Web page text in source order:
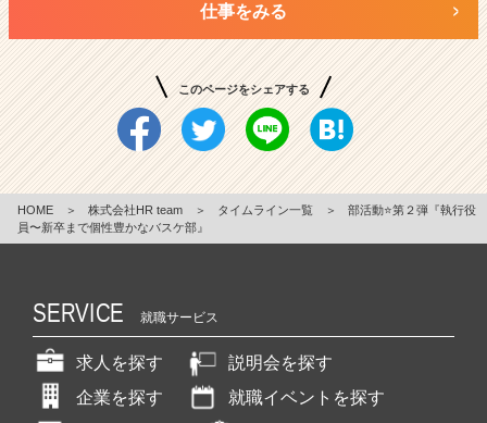
仕事をみる
このページをシェアする
HOME ＞ 株式会社HR team ＞ タイムライン一覧 ＞
部活動⭐️第２弾『執行役
員〜新卒まで個性豊かなバスケ部』
SERVICE 就職サービス
求人を探す
説明会を探す
企業を探す
就職イベントを探す